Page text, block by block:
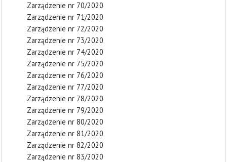
Zarządzenie nr 70/2020
Zarządzenie nr 71/2020
Zarządzenie nr 72/2020
Zarządzenie nr 73/2020
Zarządzenie nr 74/2020
Zarządzenie nr 75/2020
Zarządzenie nr 76/2020
Zarządzenie nr 77/2020
Zarządzenie nr 78/2020
Zarządzenie nr 79/2020
Zarządzenie nr 80/2020
Zarządzenie nr 81/2020
Zarządzenie nr 82/2020
Zarządzenie nr 83/2020